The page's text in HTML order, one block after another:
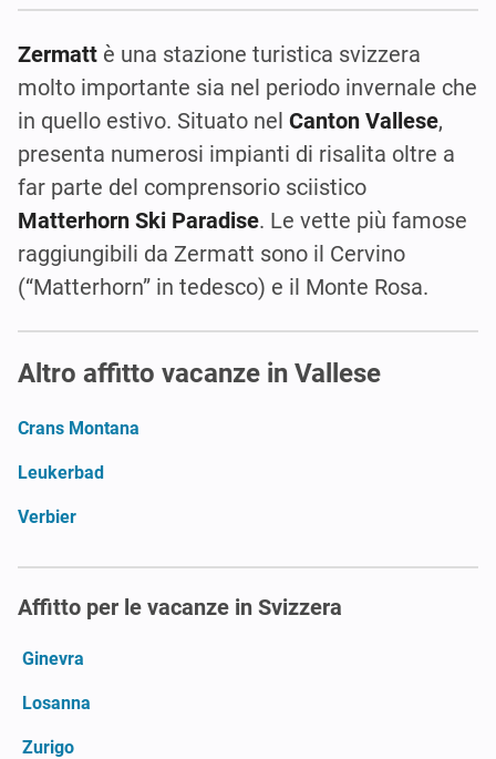
Zermatt è una stazione turistica svizzera
molto importante sia nel periodo invernale che
in quello estivo. Situato nel Canton Vallese,
presenta numerosi impianti di risalita oltre a
far parte del comprensorio sciistico
Matterhorn Ski Paradise. Le vette più famose
raggiungibili da Zermatt sono il Cervino
(“Matterhorn” in tedesco) e il Monte Rosa.
Altro affitto vacanze in Vallese
Crans Montana
Leukerbad
Verbier
Affitto per le vacanze in Svizzera
Ginevra
Losanna
Zurigo